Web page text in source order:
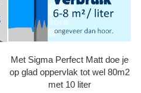
Met Sigma Perfect Matt doe je
op glad oppervlak tot wel 80m2
met 10 liter